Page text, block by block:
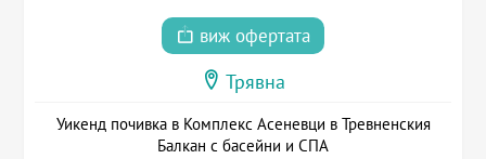
виж офертата
Трявна
Уикенд почивка в Комплекс Асеневци в Тревненския
Балкан с басейни и СПА